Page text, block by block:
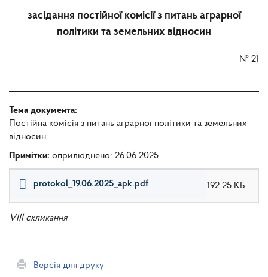
засідання постійної комісії з питань аграрної
політики та земельних відносин
№ 21
Тема документа:
Постійна комісія з питань аграрної політики та земельних
відносин
Примітки: оприлюднено: 26.06.2025
protokol_19.06.2025_apk.pdf 192.25 КБ
VIII скликання
Версія для друку